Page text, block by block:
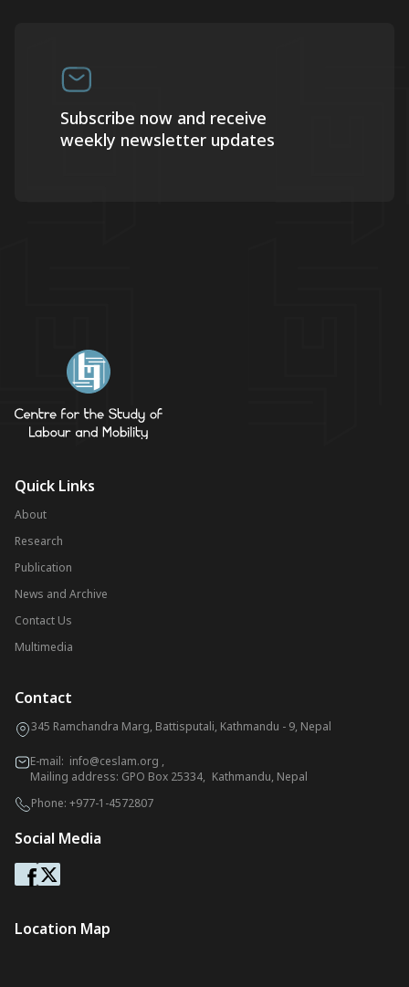
Subscribe now and receive
weekly newsletter updates
Quick Links
About
Research
Publication
News and Archive
Contact Us
Multimedia
Contact
345 Ramchandra Marg, Battisputali, Kathmandu - 9, Nepal
E-mail: info@ceslam.org ,
Mailing address: GPO Box 25334, Kathmandu, Nepal
Phone: +977-1-4572807
Social Media
Location Map